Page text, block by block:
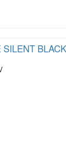
BLACK